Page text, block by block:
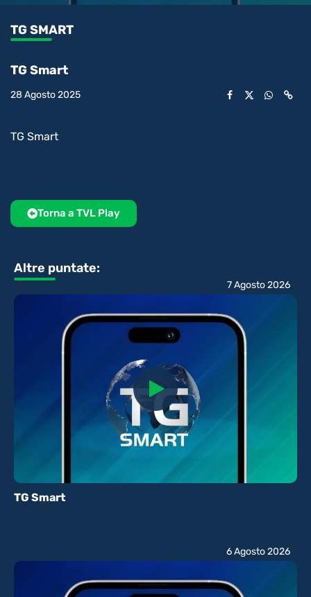
l’audio1.67%
in-
TG SMART
TG Smart
28 Agosto 2025
TG Smart
Torna a TVL Play
Altre puntate:
TG Smart
7 Agosto 2026
6 Agosto 2026